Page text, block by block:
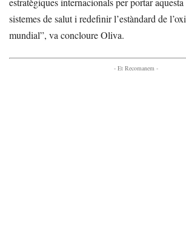
sistemes de salut i redefinir l’estàndard de
mundial”, va concloure Oliva.
- Et Recomanem -